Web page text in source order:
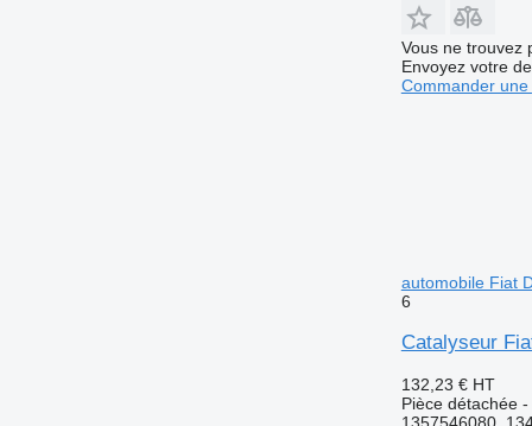
Vous ne trouvez
Envoyez votre
Commander
automobile Fiat
6
Catalyseur
132,23 € HT
Pièce détachée
1357546080,